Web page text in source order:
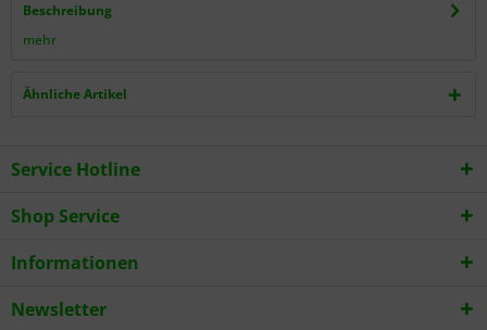
Beschreibung
mehr
Ähnliche Artikel
Service Hotline
Shop Service
Informationen
Newsletter